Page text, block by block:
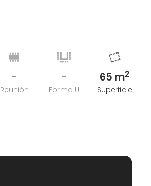
-
Reunión
-
Forma U
65 m2
Superficie